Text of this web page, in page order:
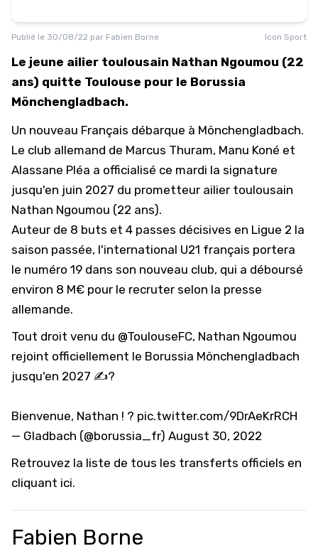
Publié le 30/08/22 par Fabien Borne Icon Sport
Le jeune ailier toulousain Nathan Ngoumou (22
ans) quitte Toulouse pour le Borussia
Mönchengladbach.
Un nouveau Français débarque à Mönchengladbach.
Le club allemand de Marcus Thuram, Manu Koné et
Alassane Pléa a officialisé ce mardi la signature
jusqu'en juin 2027 du prometteur ailier toulousain
Nathan Ngoumou (22 ans).
Auteur de 8 buts et 4 passes décisives en Ligue 2 la
saison passée, l'international U21 français portera
le numéro 19 dans son nouveau club, qui a déboursé
environ 8 M€ pour le recruter selon la presse
allemande.
Tout droit venu du @ToulouseFC, Nathan Ngoumou
rejoint officiellement le Borussia Mönchengladbach
jusqu'en 2027 ✍?
Bienvenue, Nathan ! ? pic.twitter.com/9DrAeKrRCH
— Gladbach (@borussia_fr) August 30, 2022
Retrouvez la liste de tous les transferts officiels en
cliquant ici.
Fabien Borne